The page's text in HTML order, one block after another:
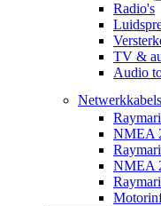
Radio's
TV &
Audio
Netwerkkabels
NMEA
NMEA